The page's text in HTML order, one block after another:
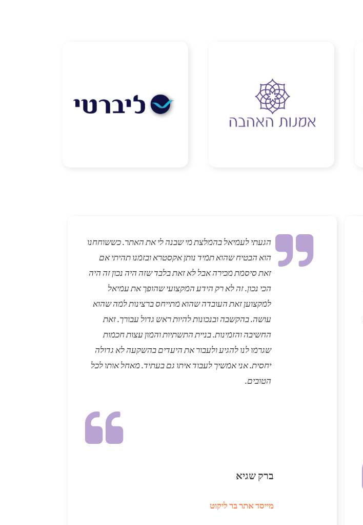
הגעתי לעמיאל בהמלצת מי שבנה לי את האתר. כששוחחנו
הוא הבטיח שהוא תמיד נותן אקסטרא ובזמנו תהיתי אם
זאת סיסמת מכירה אבל לא זאת בלבד שזה היה נכון זה היה
הכי נכון. זה לא רק הידע המקצועי שהופך את עמיאל
למקצוען זאת העובדה שהוא מתייחס ברצינות למה שהוא
עושה. בהקשבה ובנכונות להיות ראש גדול עבורך. זאת
החשיבה והזמינות. בניית התשתיות והמון עצות חכמות
שגרמו לנו להגיע ולעבור את היעדים בהשקעה לא גדולה
יחסית. אני אמשיך לעבוד איתו גם בעתיד. מאחל אותו לכל
הטובים.
ברק שגיא
מייסד אתר בר ליקוט